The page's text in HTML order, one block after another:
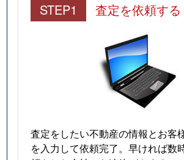
STEP1 査定を依頼する
査定をしたい不動産の情報とお客
を入力して依頼完了。早ければ数